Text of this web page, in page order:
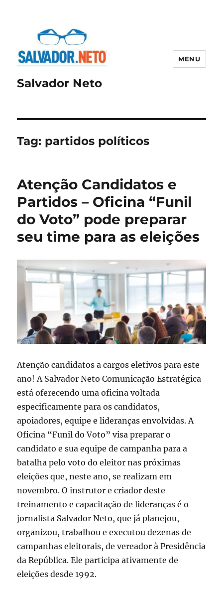
Salvador Neto
MENU
Tag: partidos políticos
Atenção Candidatos e
Partidos – Oficina “Funil
do Voto” pode preparar
seu time para as eleições
Atenção candidatos a cargos eletivos para este
ano! A Salvador Neto Comunicação Estratégica
está oferecendo uma oficina voltada
especificamente para os candidatos,
apoiadores, equipe e lideranças envolvidas. A
Oficina “Funil do Voto” visa preparar o
candidato e sua equipe de campanha para a
batalha pelo voto do eleitor nas próximas
eleições que, neste ano, se realizam em
novembro. O instrutor e criador deste
treinamento e capacitação de lideranças é o
jornalista Salvador Neto, que já planejou,
organizou, trabalhou e executou dezenas de
campanhas eleitorais, de vereador à Presidência
da República. Ele participa ativamente de
eleições desde 1992.